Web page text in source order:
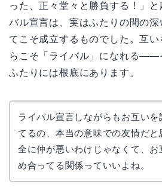
った、正々堂々と勝負する！」
バル宣言は、実はふたりの間の
てこそ成立するものでした。互
らこそ「ライバル」になれる——
ふたりには根底にあります。
ライバル宣言しながらもお互いを
てるの、本当の意味での友情だと
全に仲が悪いわけじゃなくて、お
め合ってる関係っていいよね。